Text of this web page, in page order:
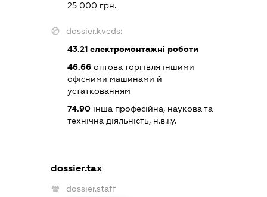
25 000 грн.
dossier.kveds:
43.21електромонтажні роботи
46.66оптова торгівля іншими
офісними машинами й
устаткованням
74.90інша професійна, наукова та
технічна діяльність, н.в.і.у.
dossier.tax
dossier.staff